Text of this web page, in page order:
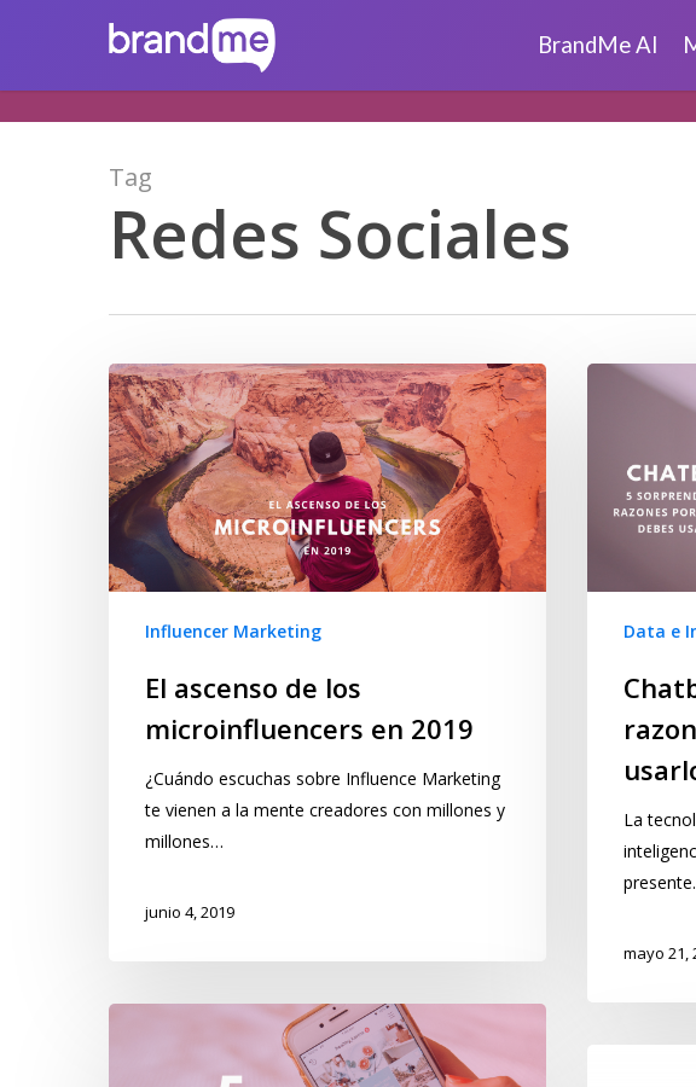
BrandMe AI
Tag
Redes Sociales
Influencer Marketing
El ascenso de los
microinfluencers en 2019
¿Cuándo escuchas sobre Influence Marketing
te vienen a la mente creadores con millones y
millones…
junio 4, 2019
Data e
La
mayo 21,